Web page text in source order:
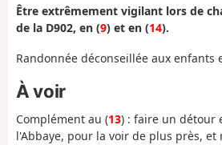
Être extrêmement vigilant lors de
de la D902, en (9) et en (14).
Randonnée déconseillée aux enfants
À voir
Complément au (13) : faire un détour
l'Abbaye, pour la voir de plus près, et